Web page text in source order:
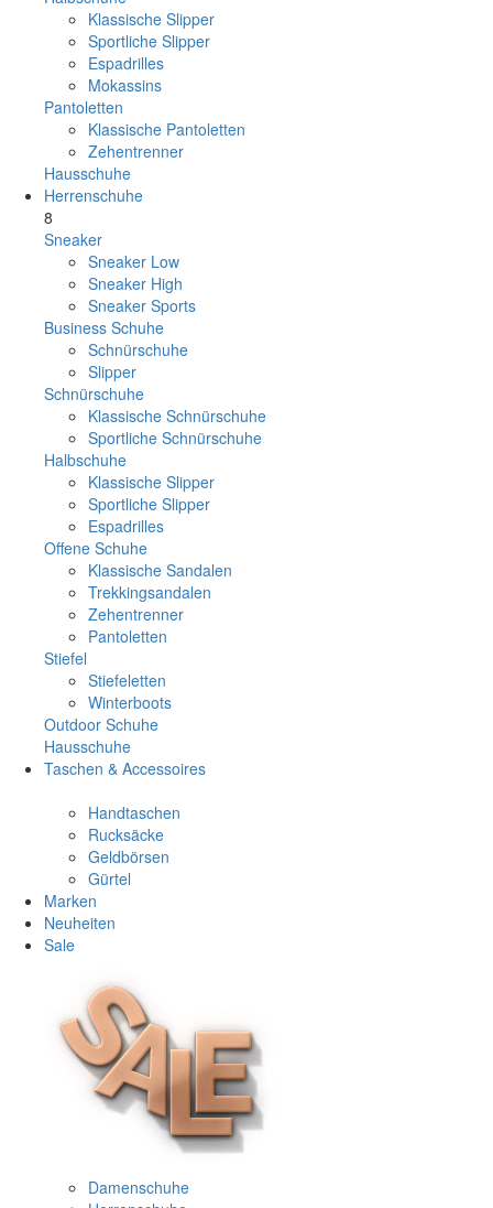
Klassische Slipper
Sportliche Slipper
Espadrilles
Mokassins
Pantoletten
Klassische Pantoletten
Zehentrenner
Hausschuhe
Herrenschuhe
8
Sneaker
Sneaker Low
Sneaker High
Sneaker Sports
Business Schuhe
Schnürschuhe
Slipper
Schnürschuhe
Klassische Schnürschuhe
Sportliche Schnürschuhe
Halbschuhe
Klassische Slipper
Sportliche Slipper
Espadrilles
Offene Schuhe
Klassische Sandalen
Trekkingsandalen
Zehentrenner
Pantoletten
Stiefel
Stiefeletten
Winterboots
Outdoor Schuhe
Hausschuhe
Taschen & Accessoires
Handtaschen
Rucksäcke
Geldbörsen
Gürtel
Marken
Neuheiten
Sale
Damenschuhe